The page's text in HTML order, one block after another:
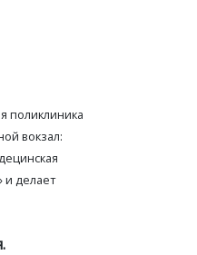
поликлиника
вокзал:
и делает